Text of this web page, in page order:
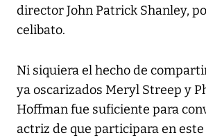
director John Patrick Shanley,
celibato.
Ni siquiera el hecho de
ya oscarizados Meryl Streep y
Hoffman fue suficiente para
actriz de que participara en